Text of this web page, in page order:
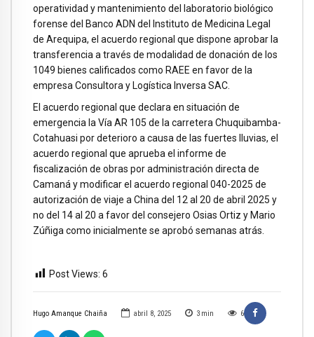
Hugo Amanque Chaiña abril 8, 2025 3 min 6
operatividad y mantenimiento del laboratorio biológico
forense del Banco ADN del Instituto de Medicina Legal
de Arequipa, el acuerdo regional que dispone aprobar la
transferencia a través de modalidad de donación de los
1049 bienes calificados como RAEE en favor de la
empresa Consultora y Logística Inversa SAC.
El acuerdo regional que declara en situación de
emergencia la Vía AR 105 de la carretera Chuquibamba-
Cotahuasi por deterioro a causa de las fuertes lluvias, el
acuerdo regional que aprueba el informe de
fiscalización de obras por administración directa de
Camaná y modificar el acuerdo regional 040-2025 de
autorización de viaje a China del 12 al 20 de abril 2025 y
no del 14 al 20 a favor del consejero Osias Ortiz y Mario
Zúñiga como inicialmente se aprobó semanas atrás.
Post Views: 6